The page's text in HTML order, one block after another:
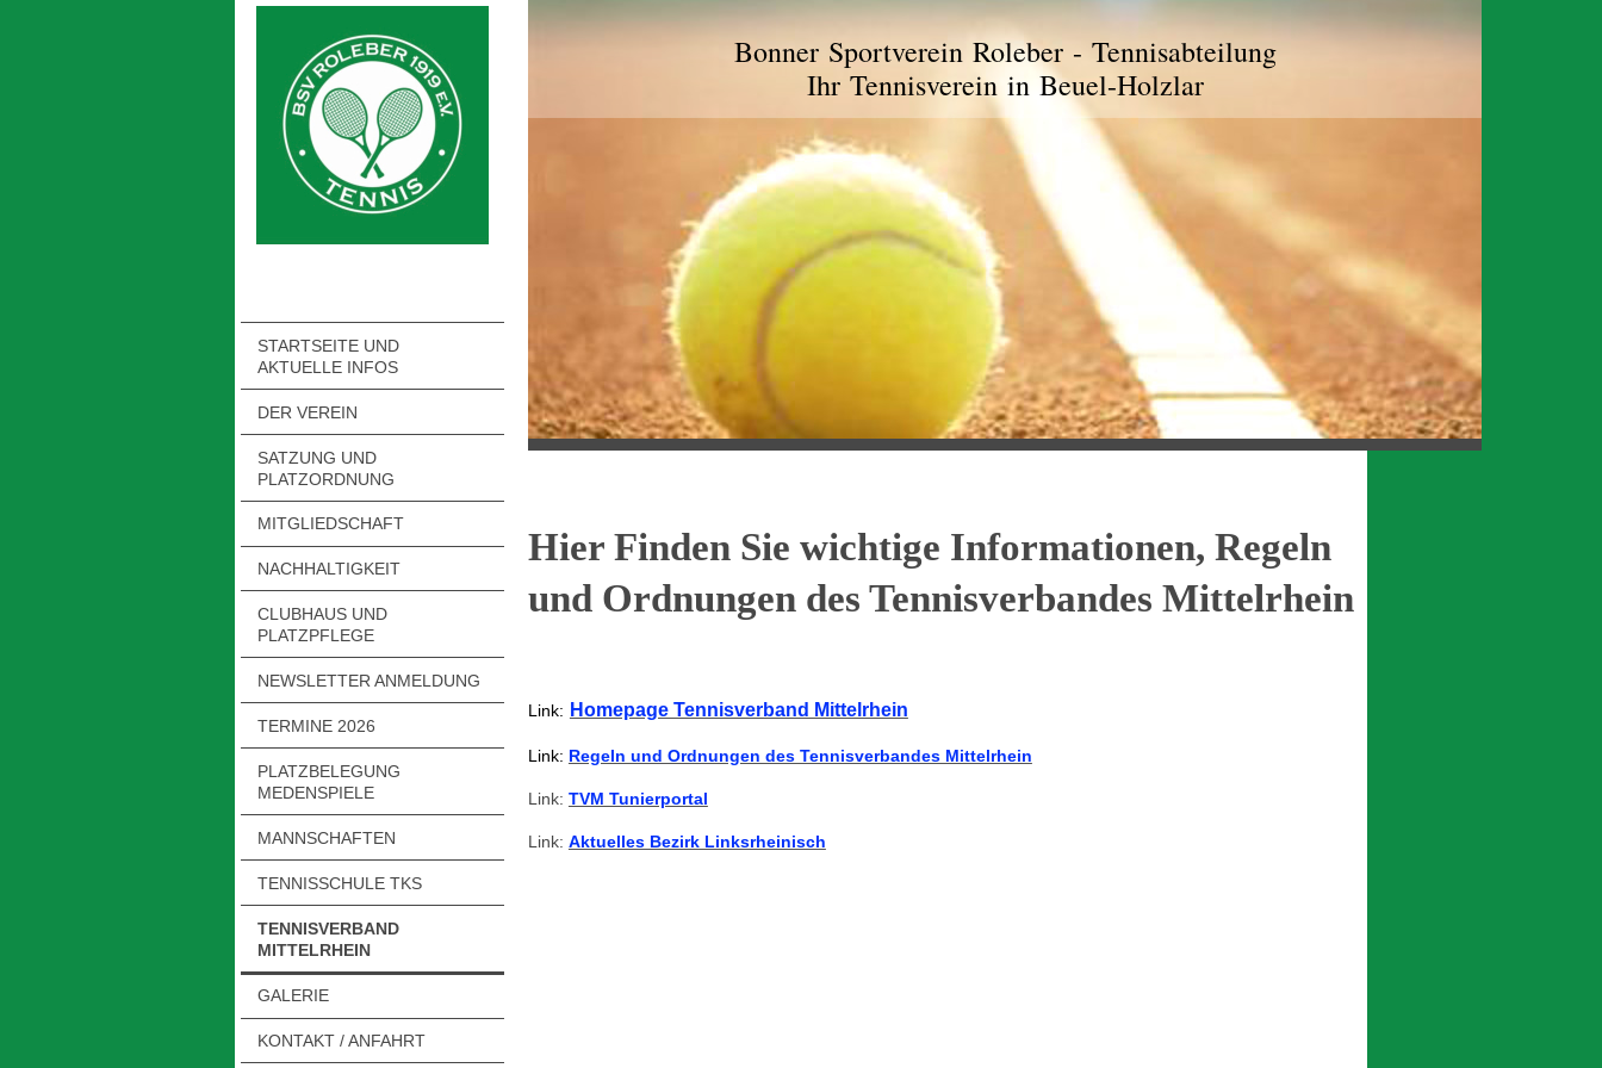
STARTSEITE UND
AKTUELLE INFOS
DER VEREIN
SATZUNG UND
PLATZORDNUNG
MITGLIEDSCHAFT
NACHHALTIGKEIT
CLUBHAUS UND
PLATZPFLEGE
NEWSLETTER ANMELDUNG
TERMINE 2026
PLATZBELEGUNG
MEDENSPIELE
MANNSCHAFTEN
TENNISSCHULE TKS
TENNISVERBAND
MITTELRHEIN
GALERIE
KONTAKT / ANFAHRT
Bonner Sportverein Roleber - Tennisabteilung
Ihr Tennisverein in Beuel-Holzlar
Hier Finden Sie wichtige Informationen, Regeln
und Ordnungen des Tennisverbandes Mittelrhein
Link: Homepage Tennisverband Mittelrhein
Link: Regeln und Ordnungen des Tennisverbandes Mittelrhein
Link: TVM Tunierportal
Link: Aktuelles Bezirk Linksrheinisch